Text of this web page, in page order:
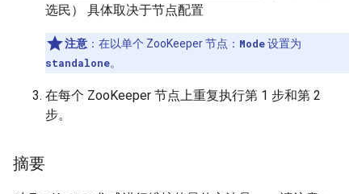
选民） 具体取决于节点配置
注意 ：在以单个 ZooKeeper 节点： Mode设置为
standalone。
在每个 ZooKeeper 节点上重复执行第 1 步和第 2
步。
摘要